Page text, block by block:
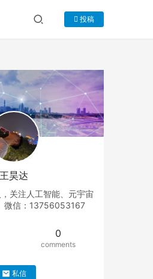
投稿
王昊达
关注人工智能、元宇宙
微信：13756053167
0
comments
私信